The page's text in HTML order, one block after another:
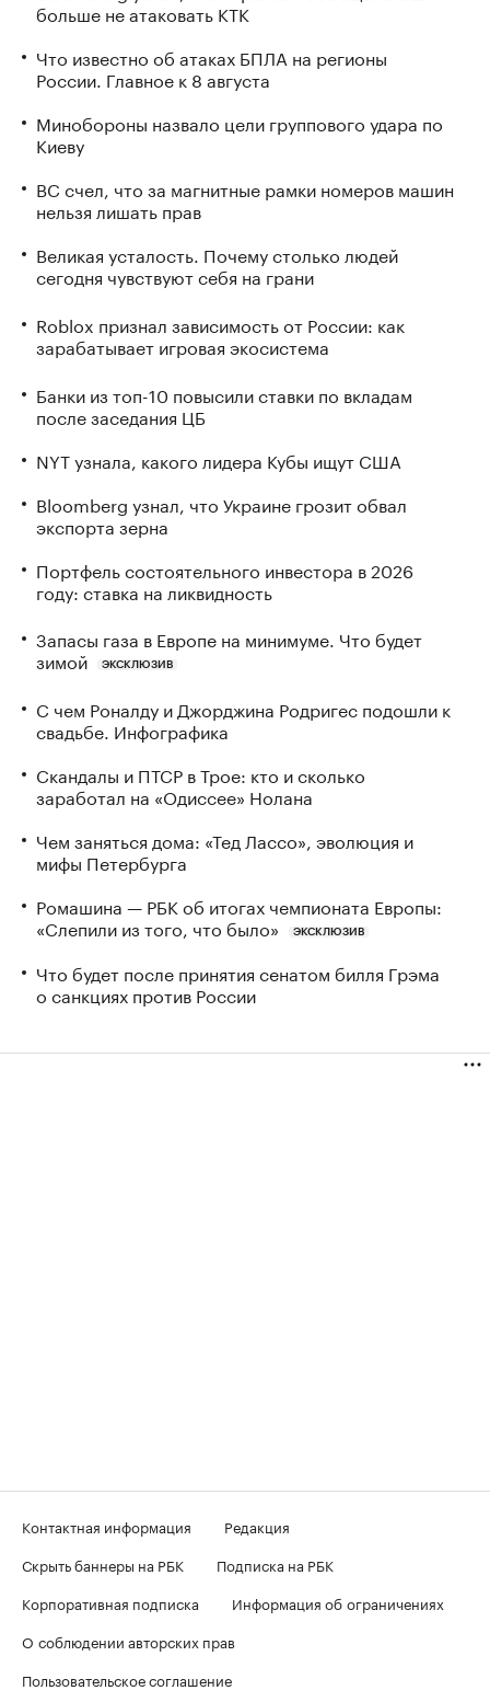
больше не атаковать КТК
Что известно об атаках БПЛА на регионы
России. Главное к 8 августа
Минобороны назвало цели группового удара по
Киеву
ВС счел, что за магнитные рамки номеров машин
нельзя лишать прав
Великая усталость. Почему столько людей
сегодня чувствуют себя на грани
Roblox признал зависимость от России: как
зарабатывает игровая экосистема
Банки из топ-10 повысили ставки по вкладам
после заседания ЦБ
NYT узнала, какого лидера Кубы ищут США
Bloomberg узнал, что Украине грозит обвал
экспорта зерна
Портфель состоятельного инвестора в 2026
году: ставка на ликвидность
Запасы газа в Европе на минимуме. Что будет
зимой
ЭКСКЛЮЗИВ
С чем Роналду и Джорджина Родригес подошли к
свадьбе. Инфографика
Скандалы и ПТСР в Трое: кто и сколько
заработал на «Одиссее» Нолана
Чем заняться дома: «Тед Лассо», эволюция и
мифы Петербурга
Ромашина — РБК об итогах чемпионата Европы:
«Слепили из того, что было»
ЭКСКЛЮЗИВ
Что будет после принятия сенатом билля Грэма
о санкциях против России
Контактная информация
Редакция
Скрыть баннеры на РБК
Подписка на РБК
Корпоративная подписка
Информация об ограничениях
О соблюдении авторских прав
Пользовательское соглашение